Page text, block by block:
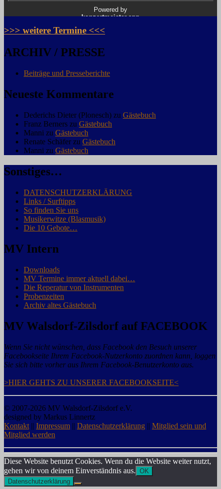
>>> weitere Termine <<<
ARCHIV / PRESSE
Beiträge und Presseberichte
Neueste Kommentare
Dederichs Dieter (Plonesch) zu Gästebuch
Franz Berners zu Gästebuch
Manni zu Gästebuch
Renate Schäfer zu Gästebuch
Manni zu Gästebuch
Sonstiges…
DATENSCHUTZERKLÄRUNG
Links / Surftipps
So finden Sie uns
Musikerwitze (Blasmusik)
Die 10 Gebote…
MV Intern
Downloads
MV Termine immer aktuell dabei…
Die Reperatur von Instrumenten
Probenzeiten
Archiv altes Gästebuch
MV Walsdorf-Zilsdorf auf FACEBOOK
Wenn Sie nicht wünschen, dass Facebook den Besuch unserer
Facebookseite Ihrem Facebook-Nutzerkonto zuordnen kann, loggen
Sie sich bitte vorher aus Ihrem Facebook-Benutzerkonto aus.
>HIER GEHTS ZU UNSERER FACEBOOKSEITE<
© 2007-2026 MV Walsdorf-Zilsdorf e.V.
designed by Markus Linnertz
Kontakt || Impressum || Datenschutzerklärung || Mitglied sein und
Mitglied werden
Diese Website benutzt Cookies. Wenn du die Website weiter nutzt,
gehen wir von deinem Einverständnis aus. OK
Datenschutzerklärung